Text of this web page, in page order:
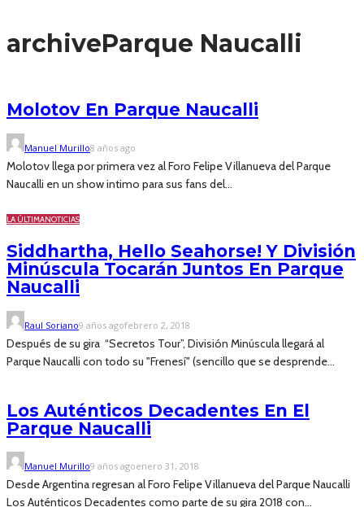
archiveParque Naucalli
Molotov En Parque Naucalli
Manuel Murillo8 años ago
Molotov llega por primera vez al Foro Felipe Villanueva del Parque
Naucalli en un show intimo para sus fans del...
LA ÚLTIMANOTICIAS
Siddhartha, Hello Seahorse! Y División
Minúscula Tocarán Juntos En Parque
Naucalli
Raul Soriano9 años agofebrero 2, 2018
Después de su gira “Secretos Tour”, División Minúscula llegará al
Parque Naucalli con todo su "Frenesí" (sencillo que se desprende...
Los Auténticos Decadentes En El
Parque Naucalli
Manuel Murillo9 años agoenero 31, 2018
Desde Argentina regresan al Foro Felipe Villanueva del Parque Naucalli
Los Auténticos Decadentes como parte de su gira 2018 con...